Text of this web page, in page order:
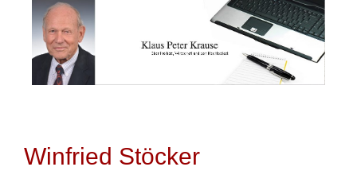
Winfried Stöcker